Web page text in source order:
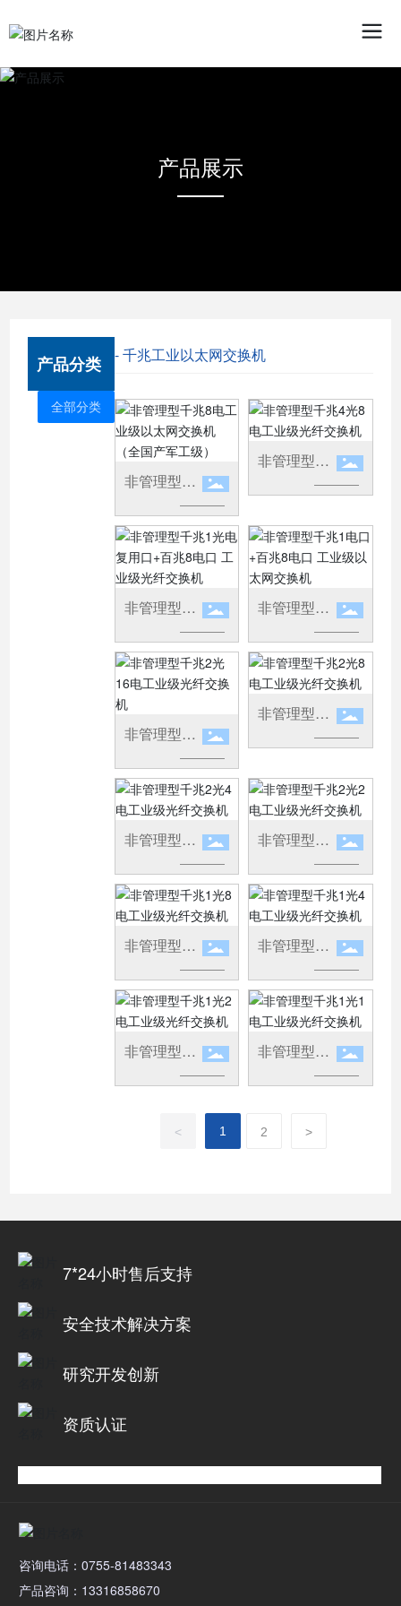
产品展示
产品分类
全部分类
- 千兆工业以太网交换机
非管理型千
兆8电工业
级以太网交
换机（全国
产军工级）
非管理型千
兆4光8电工
换机
非管理型千
兆1光电复
用口+百兆8
电口 工业级
光纤交换机
非管理型千
兆1电口+百
兆8电口 工
业级以太网
交换机
非管理型千
兆2光16电
工业级光纤
交换机
非管理型千
兆2光8电工
换机
非管理型千
兆2光4电工
业级光纤交
换机
非管理型千
兆2光2电工
业级光纤交
换机
非管理型千
兆1光8电工
业级光纤交
换机
非管理型千
兆1光4电工
业级光纤交
换机
非管理型千
兆1光2电工
非管理型千
兆1光1电工
< 1 2 >
7*24小时售后支持
安全技术解决方案
研究开发创新
资质认证
咨询电话：0755-81483343
产品咨询：13316858670